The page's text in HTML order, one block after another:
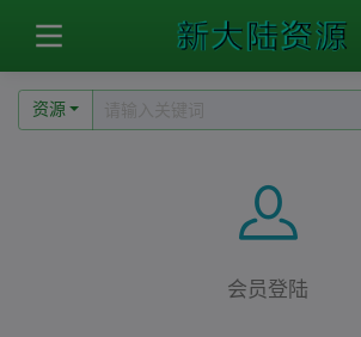
资源
会员登陆